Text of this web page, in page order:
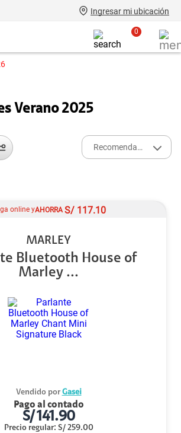
Ingresar mi ubicación
0
Verano 2025
Recomendados
online yAHORRA S/ 117.10
MARLEY
Bluetooth House of
Marley ...
Vendido por Gasei
Pago al contado
S/141.90
Precio regular: S/ 259.00